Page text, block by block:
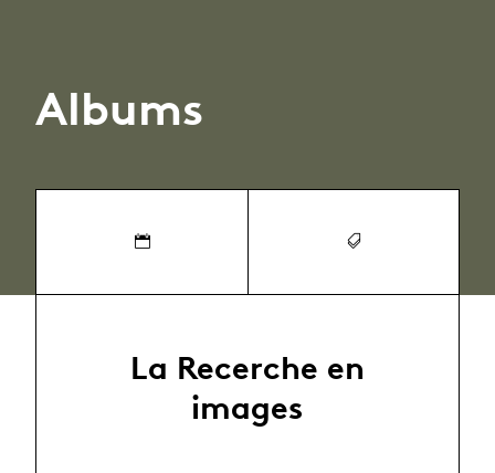
Albums
La Recerche en
images